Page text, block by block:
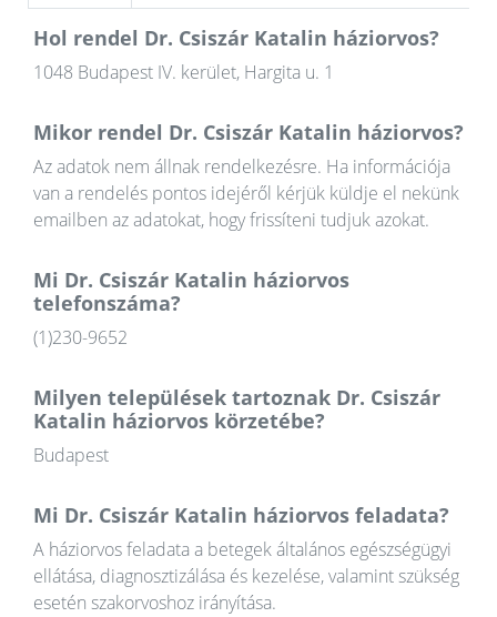
Hol rendel Dr. Csiszár Katalin háziorvos?
1048 Budapest IV. kerület, Hargita u. 1
Mikor rendel Dr. Csiszár Katalin háziorvos?
Az adatok nem állnak rendelkezésre. Ha információja
van a rendelés pontos idejéről kérjük küldje el nekünk
emailben az adatokat, hogy frissíteni tudjuk azokat.
Mi Dr. Csiszár Katalin háziorvos
telefonszáma?
(1)230-9652
Milyen települések tartoznak Dr. Csiszár
Katalin háziorvos körzetébe?
Budapest
Mi Dr. Csiszár Katalin háziorvos feladata?
A háziorvos feladata a betegek általános egészségügyi
ellátása, diagnosztizálása és kezelése, valamint szükség
esetén szakorvoshoz irányítása.